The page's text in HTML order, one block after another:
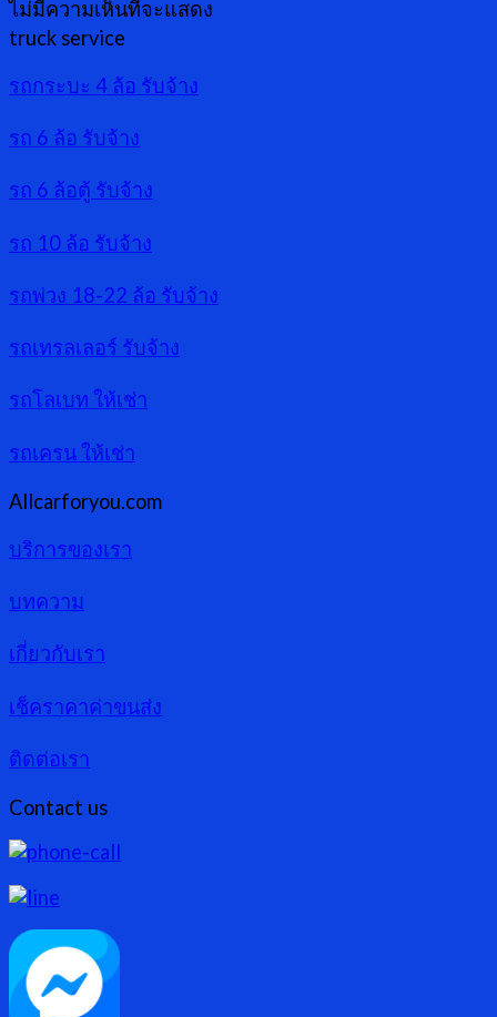
ไม่มีความเห็นที่จะแสดง
truck service
รถกระบะ 4 ล้อ รับจ้าง
รถ 6 ล้อ รับจ้าง
รถ 6 ล้อตู้ รับจ้าง
รถ 10 ล้อ รับจ้าง
รถพ่วง 18-22 ล้อ รับจ้าง
รถเทรลเลอร์ รับจ้าง
รถโลเบท ให้เช่า
รถเครน ให้เช่า
Allcarforyou.com
บริการของเรา
บทความ
เกี่ยวกับเรา
เช็คราคาค่าขนส่ง
ติดต่อเรา
Contact us